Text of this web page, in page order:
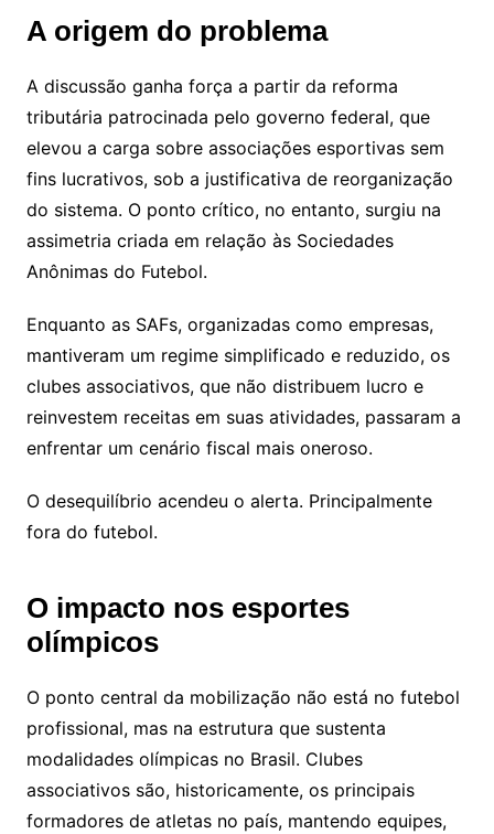
A origem do problema
A discussão ganha força a partir da reforma
tributária patrocinada pelo governo federal, que
elevou a carga sobre associações esportivas sem
fins lucrativos, sob a justificativa de reorganização
do sistema. O ponto crítico, no entanto, surgiu na
assimetria criada em relação às Sociedades
Anônimas do Futebol.
Enquanto as SAFs, organizadas como empresas,
mantiveram um regime simplificado e reduzido, os
clubes associativos, que não distribuem lucro e
reinvestem receitas em suas atividades, passaram a
enfrentar um cenário fiscal mais oneroso.
O desequilíbrio acendeu o alerta. Principalmente
fora do futebol.
O impacto nos esportes
olímpicos
O ponto central da mobilização não está no futebol
profissional, mas na estrutura que sustenta
modalidades olímpicas no Brasil. Clubes
associativos são, historicamente, os principais
formadores de atletas no país, mantendo equipes,